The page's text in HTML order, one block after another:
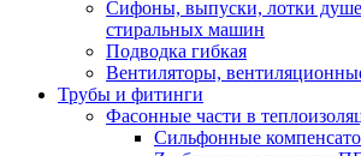
Сифоны, выпуски, лотки
стиральных машин
Подводка гибкая
Вентиляторы,
Трубы и фитинги
Фасонные части в
Cильфонные